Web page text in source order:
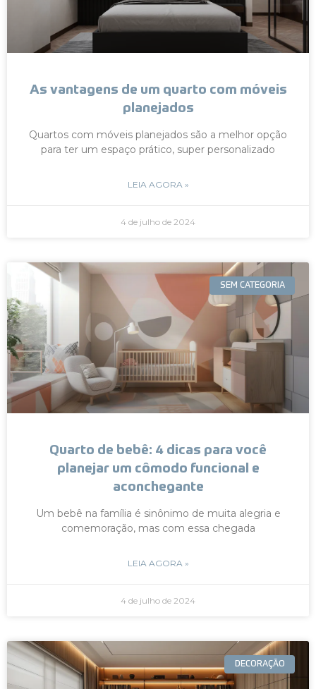
As vantagens de um quarto com móveis
planejados
Quartos com móveis planejados são a melhor opção
para ter um espaço prático, super personalizado
LEIA AGORA »
4 de julho de 2024
SEM CATEGORIA
Quarto de bebê: 4 dicas para você
planejar um cômodo funcional e
aconchegante
Um bebê na família é sinônimo de muita alegria e
comemoração, mas com essa chegada
LEIA AGORA »
4 de julho de 2024
DECORAÇÃO